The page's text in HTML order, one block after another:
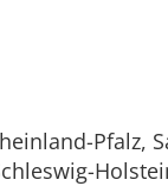
Pfalz,